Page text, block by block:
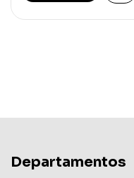
Departamentos